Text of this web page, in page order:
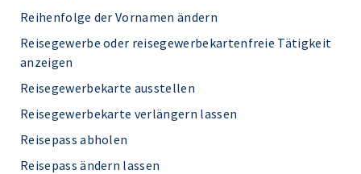
Reihenfolge der Vornamen ändern
Reisegewerbe oder reisegewerbekartenfreie Tätigkeit
anzeigen
Reisegewerbekarte ausstellen
Reisegewerbekarte verlängern lassen
Reisepass abholen
Reisepass ändern lassen